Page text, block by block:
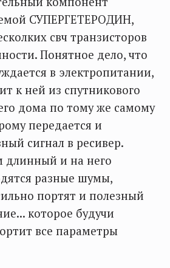
СУПЕРГЕТЕРОДИН,
свч транзисторов
Понятное дело, что
в электропитании,
к ней из спутникового
дома по тому же самому
передается и
сигнал в ресивер.
длинный и на него
разные шумы,
портят и полезный
которое будучи
все параметры